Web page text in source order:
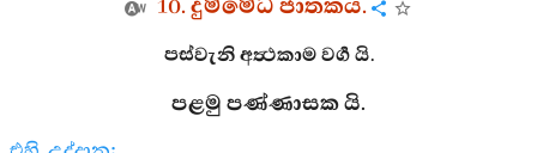
10. දුම්මේධ ජාතකය.
පස්වැනි අත්‍ථකාම වර්‍ග යි.
පළමු පණ්ණාසක යි.